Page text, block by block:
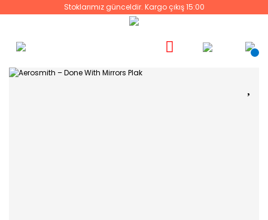
Stoklarımız günceldir. Kargo çıkış 15:00